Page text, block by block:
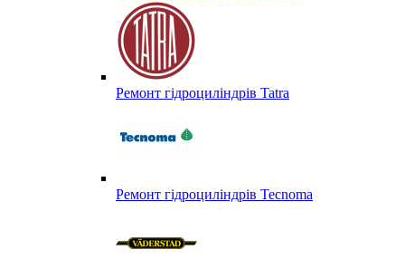
Ремонт гідроциліндрів Tatra
Ремонт гідроциліндрів Tecnoma